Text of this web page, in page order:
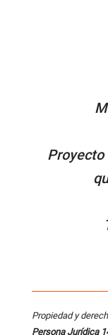
Proyecto
Propiedad y
Persona Jurídica